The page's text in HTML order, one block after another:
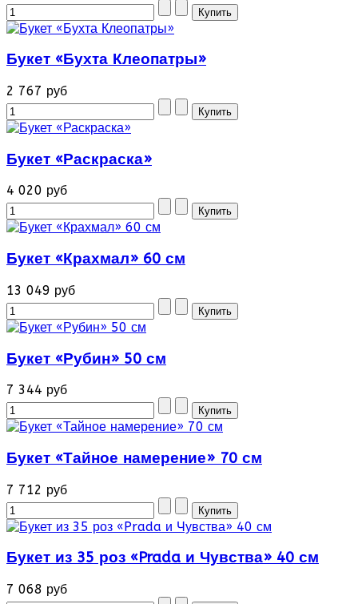
Букет «Бухта Клеопатры»
2 767 руб
Букет «Раскраска»
4 020 руб
Букет «Крахмал» 60 см
13 049 руб
Букет «Рубин» 50 см
7 344 руб
Букет «Тайное намерение» 70 см
7 712 руб
Букет из 35 роз «Prada и Чувства» 40 см
7 068 руб